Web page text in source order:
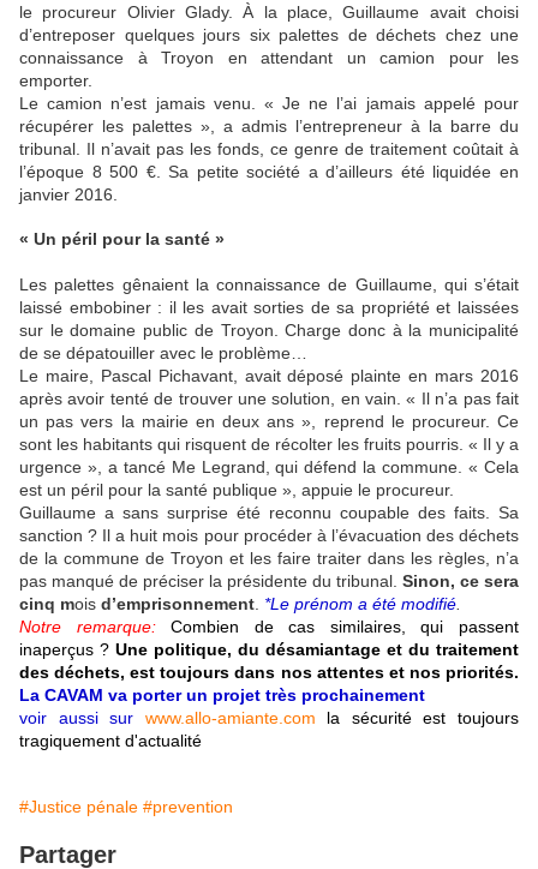
le procureur Olivier Glady. À la place, Guillaume avait choisi
d’entreposer quelques jours six palettes de déchets chez une
connaissance à Troyon en attendant un camion pour les
emporter.
Le camion n’est jamais venu. « Je ne l’ai jamais appelé pour
récupérer les palettes », a admis l’entrepreneur à la barre du
tribunal. Il n’avait pas les fonds, ce genre de traitement coûtait à
l’époque 8 500 €. Sa petite société a d’ailleurs été liquidée en
janvier 2016.
« Un péril pour la santé »
Les palettes gênaient la connaissance de Guillaume, qui s’était
laissé embobiner : il les avait sorties de sa propriété et laissées
sur le domaine public de Troyon. Charge donc à la municipalité
de se dépatouiller avec le problème…
Le maire, Pascal Pichavant, avait déposé plainte en mars 2016
après avoir tenté de trouver une solution, en vain. « Il n’a pas fait
un pas vers la mairie en deux ans », reprend le procureur. Ce
sont les habitants qui risquent de récolter les fruits pourris. « Il y a
urgence », a tancé MeLegrand, qui défend la commune. « Cela
est un péril pour la santé publique », appuie le procureur.
Guillaume a sans surprise été reconnu coupable des faits. Sa
sanction ? Il a huit mois pour procéder à l’évacuation des déchets
de la commune de Troyon et les faire traiter dans les règles, n’a
pas manqué de préciser la présidente du tribunal. Sinon, ce sera
cinq mois d’emprisonnement *Le prénom a été modifié
Notre remarque:Combien de cas similaires, qui passent
inaperçus ? Une politique, du désamiantage et du traitement
des déchets, est toujours dans nos attentes et nos priorités.
La CAVAM va porter un projet très prochainement
voir aussi sur www.allo-amiante.com
la sécurité est toujours
tragiquement d'actualité
#Justice pénale #prevention
Partager